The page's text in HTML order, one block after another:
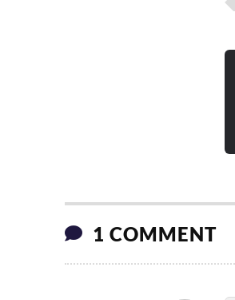
1 COMMENT